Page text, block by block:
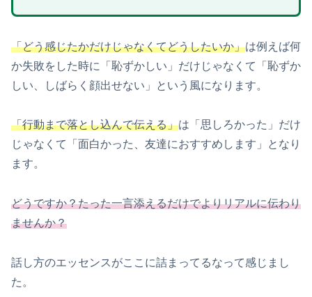
「どう感じたかだけじゃなくてどうしたいか」は例えば何
か失敗をした時に「恥ずかしい」だけじゃなくて「恥ずか
しい、しばらく顔出せない」という風になります。
「行動まで落とし込んで伝える」は「思しろかった」だけ
じゃなくて「面白かった、友達におすすめします」となり
ます。
どうですか？たった一言添えるだけでよりリアルに伝わり
ませんか？
話し方のエッセンスがここに詰まってるなって感じまし
た。